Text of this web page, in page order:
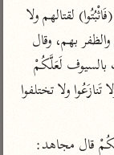
تفسير ابن عثيمين
العبارة
تفسير الجلالين
جامع البيان للإيجي